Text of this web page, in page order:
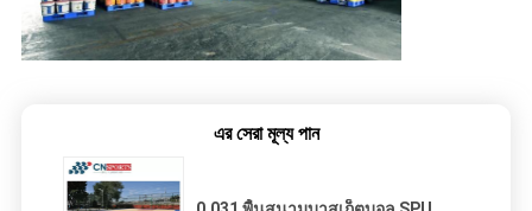
এর সেরা মূল্য পান